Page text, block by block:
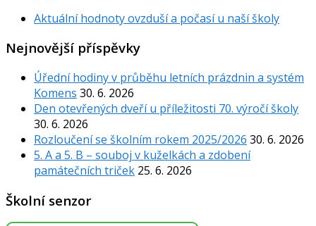
Aktuální hodnoty ovzduší a počasí u naší školy
Nejnovější příspěvky
Úřední hodiny v průběhu letních prázdnin a systém
Komens 30. 6. 2026
Den otevřených dveří u příležitosti 70. výročí školy
30. 6. 2026
Rozloučení se školním rokem 2025/2026 30. 6. 2026
5. A a 5. B – souboj v kuželkách a zdobení
památečních triček 25. 6. 2026
Školní senzor